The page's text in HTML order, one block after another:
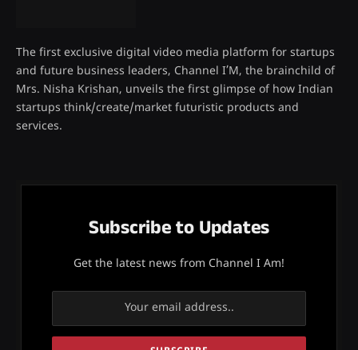
The first exclusive digital video media platform for startups
and future business leaders, Channel I’M, the brainchild of
Mrs. Nisha Krishan, unveils the first glimpse of how Indian
startups think/create/market futuristic products and
services.
Subscribe to Updates
Get the latest news from Channel I Am!